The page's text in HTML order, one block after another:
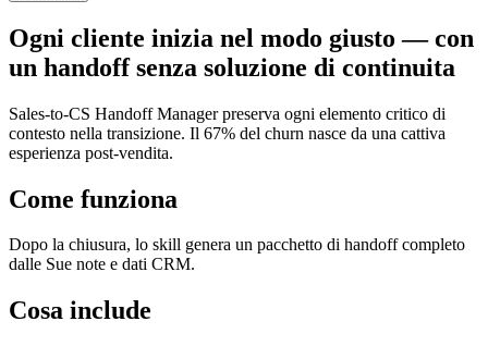
Ogni cliente inizia nel modo giusto — con
un handoff senza soluzione di continuita
Sales-to-CS Handoff Manager preserva ogni elemento critico di
contesto nella transizione. Il 67% del churn nasce da una cattiva
esperienza post-vendita.
Come funziona
Dopo la chiusura, lo skill genera un pacchetto di handoff completo
dalle Sue note e dati CRM.
Cosa include